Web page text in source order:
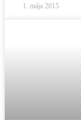
1. mája 2015